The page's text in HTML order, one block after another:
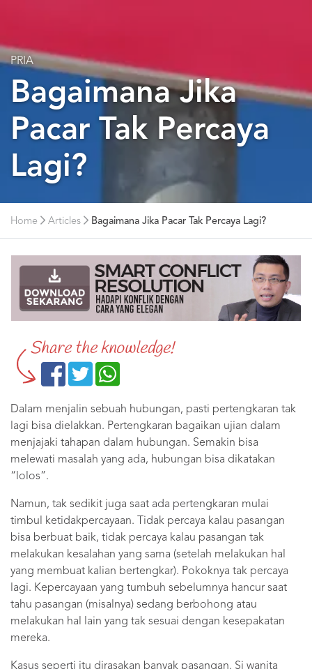
PRIA
Bagaimana Jika
Pacar Tak Percaya
Lagi?
Home Articles Bagaimana Jika Pacar Tak Percaya Lagi?
Share the knowledge!
Dalam menjalin sebuah hubungan, pasti pertengkaran tak
lagi bisa dielakkan. Pertengkaran bagaikan ujian dalam
menjajaki tahapan dalam hubungan. Semakin bisa
melewati masalah yang ada, hubungan bisa dikatakan
“lolos”.
Namun, tak sedikit juga saat ada pertengkaran mulai
timbul ketidakpercayaan. Tidak percaya kalau pasangan
bisa berbuat baik, tidak percaya kalau pasangan tak
melakukan kesalahan yang sama (setelah melakukan hal
yang membuat kalian bertengkar). Pokoknya tak percaya
lagi. Kepercayaan yang tumbuh sebelumnya hancur saat
tahu pasangan (misalnya) sedang berbohong atau
melakukan hal lain yang tak sesuai dengan kesepakatan
mereka.
Kasus seperti itu dirasakan banyak pasangan. Si wanita